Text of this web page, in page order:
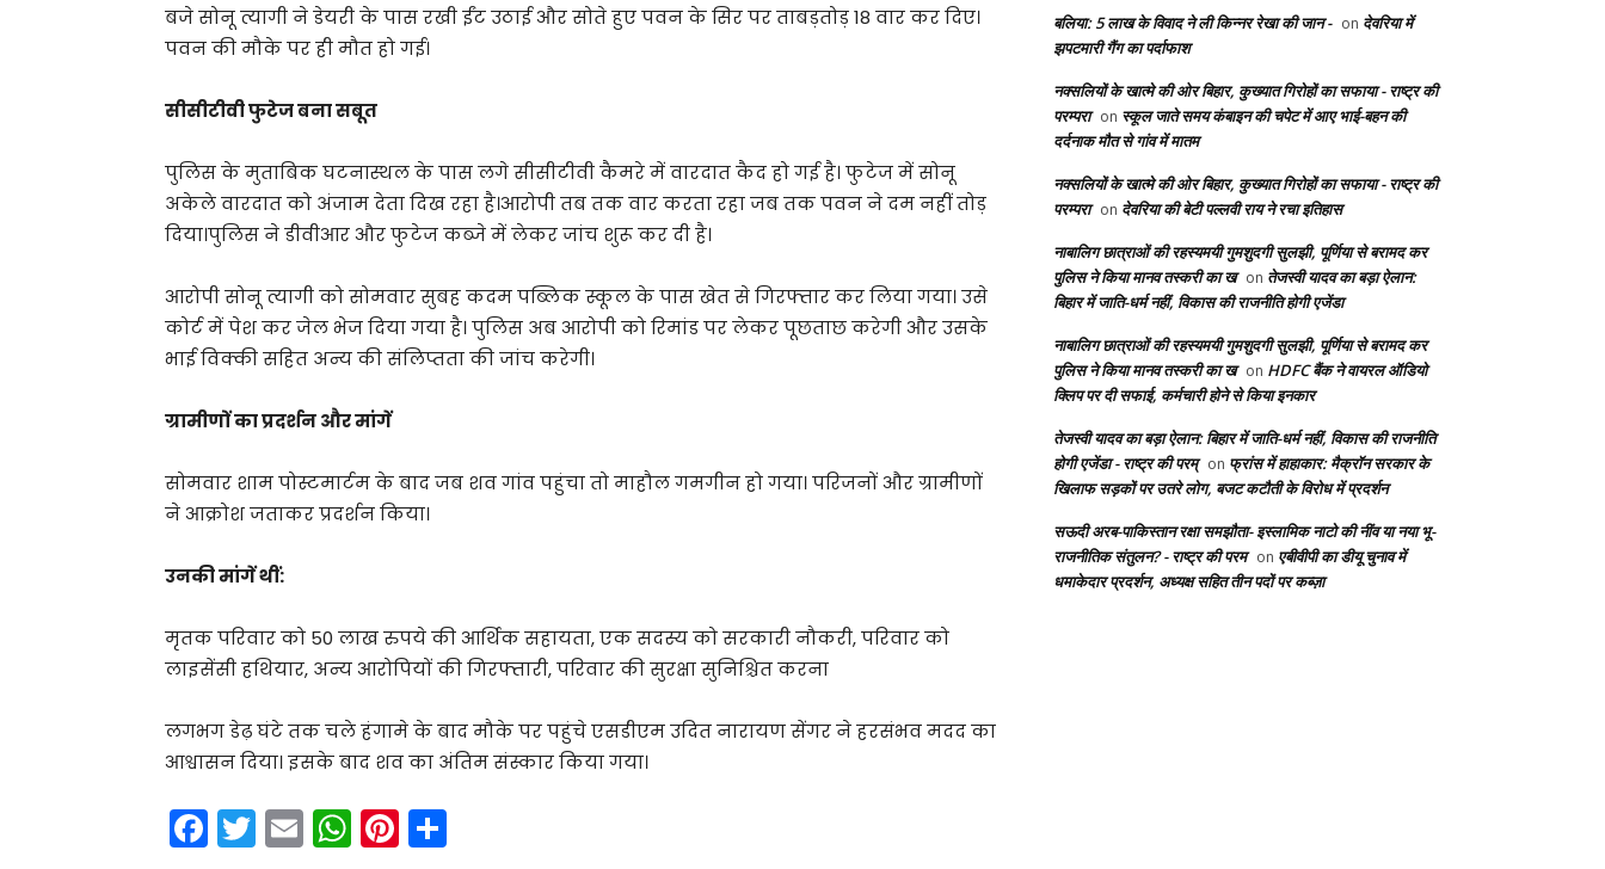
बजे सोनू त्यागी ने डेयरी के पास रखी ईंट उठाई और सोते हुए पवन के सिर पर ताबड़तोड़ 18 वार कर दिए।
पवन की मौके पर ही मौत हो गई।
सीसीटीवी फुटेज बना सबूत
पुलिस के मुताबिक घटनास्थल के पास लगे सीसीटीवी कैमरे में वारदात कैद हो गई है। फुटेज में सोनू
अकेले वारदात को अंजाम देता दिख रहा है।आरोपी तब तक वार करता रहा जब तक पवन ने दम नहीं तोड़
दिया।पुलिस ने डीवीआर और फुटेज कब्जे में लेकर जांच शुरू कर दी है।
आरोपी सोनू त्यागी को सोमवार सुबह कदम पब्लिक स्कूल के पास खेत से गिरफ्तार कर लिया गया। उसे
कोर्ट में पेश कर जेल भेज दिया गया है। पुलिस अब आरोपी को रिमांड पर लेकर पूछताछ करेगी और उसके
भाई विक्की सहित अन्य की संलिप्तता की जांच करेगी।
ग्रामीणों का प्रदर्शन और मांगें
सोमवार शाम पोस्टमार्टम के बाद जब शव गांव पहुंचा तो माहौल गमगीन हो गया। परिजनों और ग्रामीणों
ने आक्रोश जताकर प्रदर्शन किया।
उनकी मांगें थीं:
मृतक परिवार को 50 लाख रुपये की आर्थिक सहायता, एक सदस्य को सरकारी नौकरी, परिवार को
लाइसेंसी हथियार, अन्य आरोपियों की गिरफ्तारी, परिवार की सुरक्षा सुनिश्चित करना
लगभग डेढ़ घंटे तक चले हंगामे के बाद मौके पर पहुंचे एसडीएम उदित नारायण सेंगर ने हरसंभव मदद का
आश्वासन दिया। इसके बाद शव का अंतिम संस्कार किया गया।
F T E W Pi
बलिया: 5 लाख के विवाद ने ली किन्नर रेखा की जान - on देवरिया में
झपटमारी गैंग का पर्दाफाश
नक्सलियों के खात्मे की ओर बिहार, कुख्यात गिरोहों का सफाया - राष्ट्र की
परम्परा on स्कूल जाते समय कंबाइन की चपेट में आए भाई-बहन की
दर्दनाक मौत से गांव में मातम
नक्सलियों के खात्मे की ओर बिहार, कुख्यात गिरोहों का सफाया - राष्ट्र की
परम्परा on देवरिया की बेटी पल्लवी राय ने रचा इतिहास
नाबालिग छात्राओं की रहस्यमयी गुमशुदगी सुलझी, पूर्णिया से बरामद कर
पुलिस ने किया मानव तस्करी का ख on तेजस्वी यादव का बड़ा ऐलान:
बिहार में जाति-धर्म नहीं, विकास की राजनीति होगी एजेंडा
नाबालिग छात्राओं की रहस्यमयी गुमशुदगी सुलझी, पूर्णिया से बरामद कर
पुलिस ने किया मानव तस्करी का ख on HDFC बैंक ने वायरल ऑडियो
क्लिप पर दी सफाई, कर्मचारी होने से किया इनकार
तेजस्वी यादव का बड़ा ऐलान: बिहार में जाति-धर्म नहीं, विकास की राजनीति
होगी एजेंडा - राष्ट्र की परम् on फ्रांस में हाहाकार: मैक्रॉन सरकार के
खिलाफ सड़कों पर उतरे लोग, बजट कटौती के विरोध में प्रदर्शन
सऊदी अरब-पाकिस्तान रक्षा समझौता- इस्लामिक नाटो की नींव या नया भू-
राजनीतिक संतुलन? - राष्ट्र की परम on एबीवीपी का डीयू चुनाव में
धमाकेदार प्रदर्शन, अध्यक्ष सहित तीन पदों पर कब्ज़ा